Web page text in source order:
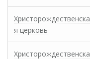
Христорождественска
я церковь
Христорождественска